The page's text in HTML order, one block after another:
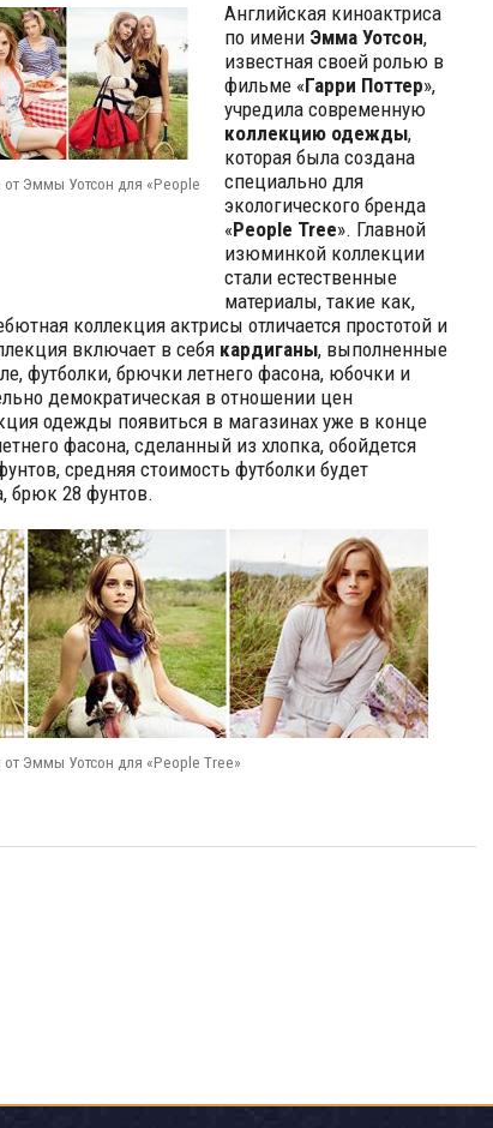
Эммы Уотсон для «People
Английская киноактриса
по имени Эмма Уотсон,
известная своей ролью в
фильме «Гарри Поттер»,
учредила современную
коллекцию одежды,
которая была создана
специально для
экологического бренда
«People Tree». Главной
изюминкой коллекции
стали естественные
материалы, такие как,
коллекция актрисы отличается простотой и
включает в себя кардиганы, выполненные
футболки, брючки летнего фасона, юбочки и
демократическая в отношении цен
одежды появиться в магазинах уже в конце
фасона, сделанный из хлопка, обойдется
средняя стоимость футболки будет
брюк 28 фунтов.
Эммы Уотсон для «People Tree»